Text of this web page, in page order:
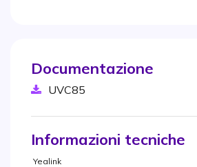
Documentazione
UVC85
Informazioni tecniche
Yealink